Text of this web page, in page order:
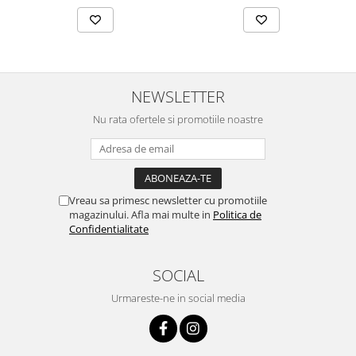
NEWSLETTER
Nu rata ofertele si promotiile noastre
Vreau sa primesc newsletter cu promotiile
magazinului. Afla mai multe in Politica de
Confidentialitate
SOCIAL
Urmareste-ne in social media